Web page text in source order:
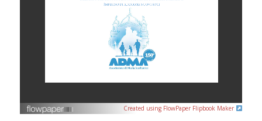
Created using FlowPaper Flipbook Maker